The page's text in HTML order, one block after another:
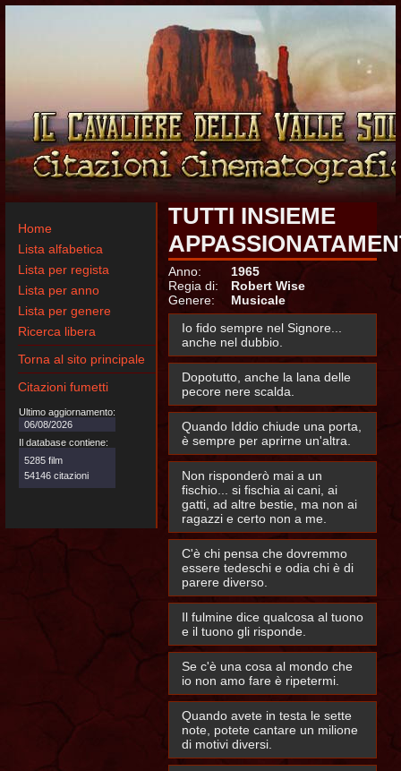
Home
Lista alfabetica
Lista per regista
Lista per anno
Lista per genere
Ricerca libera
Torna al sito principale
Citazioni fumetti
Ultimo aggiornamento:
06/08/2026
Il database contiene:
5285 film
54146 citazioni
TUTTI INSIEME
Anno:
1965
Regia di:
Robert Wise
Genere:
Musicale
Io fido sempre nel Signore...
anche nel dubbio.
Dopotutto, anche la lana delle
pecore nere scalda.
Quando Iddio chiude una porta,
è sempre per aprirne un'altra.
Non risponderò mai a un
fischio... si fischia ai cani, ai
gatti, ad altre bestie, ma non ai
ragazzi e certo non a me.
C'è chi pensa che dovremmo
essere tedeschi e odia chi è di
parere diverso.
Il fulmine dice qualcosa al tuono
e il tuono gli risponde.
Se c'è una cosa al mondo che
io non amo fare è ripetermi.
Quando avete in testa le sette
note, potete cantare un milione
di motivi diversi.